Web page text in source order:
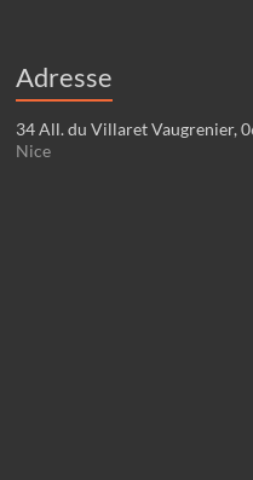
Adresse
34 All. du Villaret Vaugrenier,
Nice